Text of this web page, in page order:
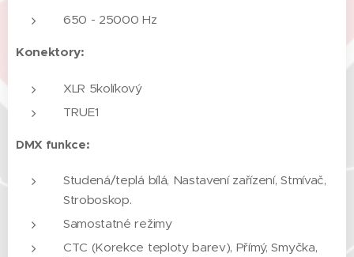
650 - 25000 Hz
Konektory:
XLR 5kolíkový
TRUE1
DMX funkce:
Studená/teplá bílá, Nastavení zařízení, Stmívač,
Stroboskop.
Samostatné režimy
CTC (Korekce teploty barev), Přímý, Smyčka,